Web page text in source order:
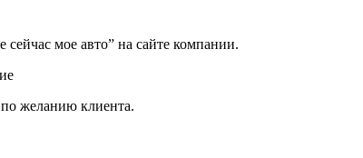
мое авто” на сайте компании.
желанию клиента.